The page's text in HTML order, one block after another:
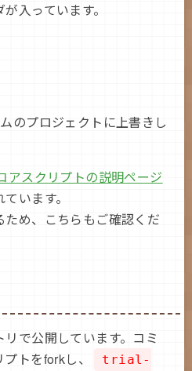
入っています。
のプロジェクトに上書きし
アスクリプトの説明ページ
います。
め、こちらもご確認くだ
で公開しています。コミ
トをforkし、
trial-